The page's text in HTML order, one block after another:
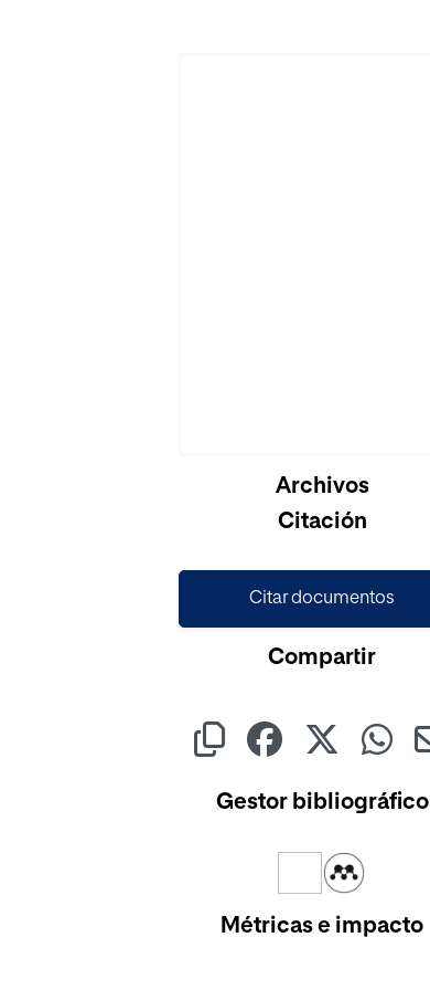
Archivos
Citación
Citar documentos
Compartir
Gestor bibliográfico
Métricas e impacto